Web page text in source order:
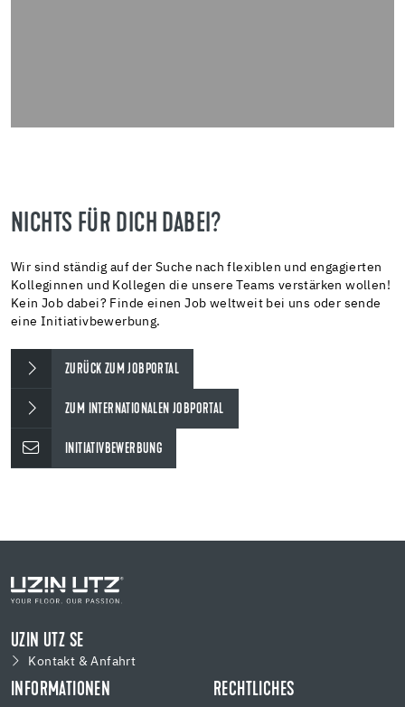
NICHTS FÜR DICH DABEI?
Wir sind ständig auf der Suche nach flexiblen und engagierten
Kolleginnen und Kollegen die unsere Teams verstärken wollen!
Kein Job dabei? Finde einen Job weltweit bei uns oder sende
eine Initiativbewerbung.
ZURÜCK ZUM JOBPORTAL
ZUM INTERNATIONALEN JOBPORTAL
INITIATIVBEWERBUNG
UZIN UTZ SE
Kontakt & Anfahrt
INFORMATIONEN RECHTLICHES